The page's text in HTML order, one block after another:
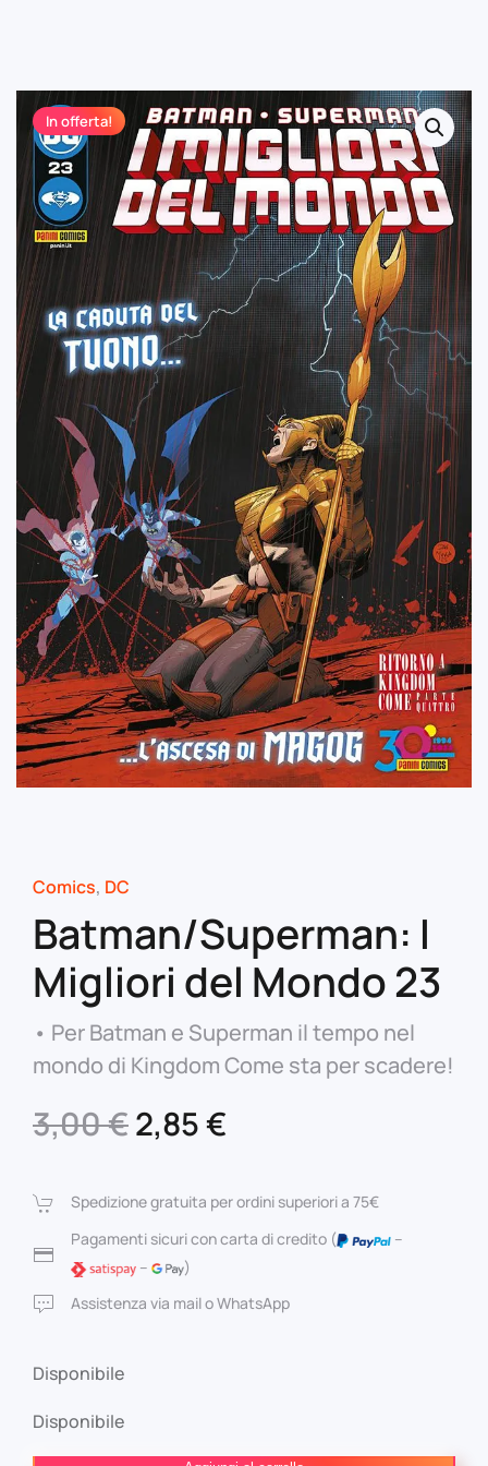
In offerta!
Comics, DC
Batman/Superman: I
Migliori del Mondo 23
• Per Batman e Superman il tempo nel
mondo di Kingdom Come sta per scadere!
3,00€Il
originale
era:
3,00 €.
2,85€
attuale
è:
Spedizione gratuita per ordini superiori a 75€
Pagamenti sicuri con carta di credito (
–
–
)
Assistenza via mail o WhatsApp
Disponibile
Disponibile